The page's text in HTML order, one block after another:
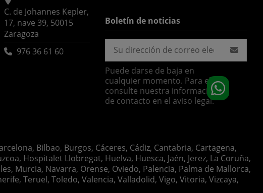
C. de Johannes Kepler,
17, nave 39, 50015
Zaragoza
976 36 61 60
Boletín de noticias
Puede darse de baja en
cualquier momento. Para ello,
consulte nuestra información
de contacto en el aviso legal.
Bilbao, Burgos, Cáceres, Cádiz, Cantabria, Cartagena,
Hospitalet Llobregat, Huelva, Huesca, Jaén, Jerez, La Coruña,
Murcia, Navarra, Orense, Oviedo, Palencia, Palma de Mallorca,
Teruel, Toledo, Valencia, Valladolid, Vigo, Vitoria, Vizcaya,